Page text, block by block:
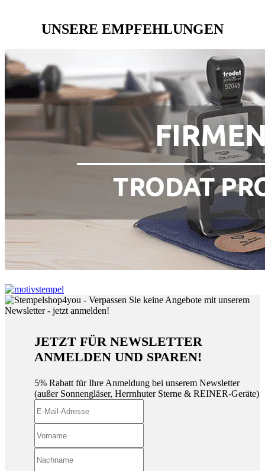
UNSERE EMPFEHLUNGEN
JETZT FÜR NEWSLETTER
ANMELDEN UND SPAREN!
5% Rabatt für Ihre Anmeldung bei unserem Newsletter
(außer Sonnengläser, Herrnhuter Sterne & REINER-Geräte)